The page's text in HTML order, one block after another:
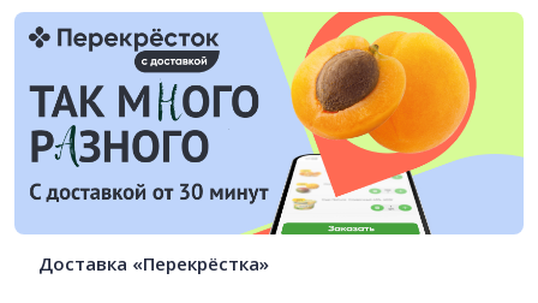
Доставка «Перекрёстка»